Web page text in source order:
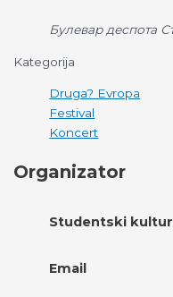
Булевар деспота
Kategorija
Druga? Evropa
Festival
Koncert
Organizator
Studentski
Email